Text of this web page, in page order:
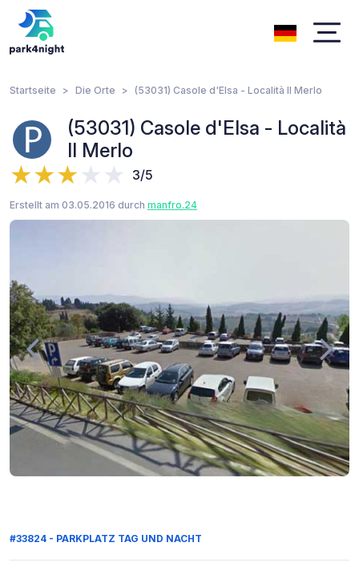
Startseite Die Orte (53031) Casole d'Elsa - Località Il Merlo
(53031) Casole d'Elsa - Località
Il Merlo
3/5
Erstellt am 03.05.2016 durch manfro.24
#33824 - PARKPLATZ TAG UND NACHT